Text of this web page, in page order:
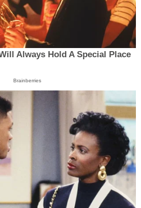
Always Hold A Special Place
Brainberries